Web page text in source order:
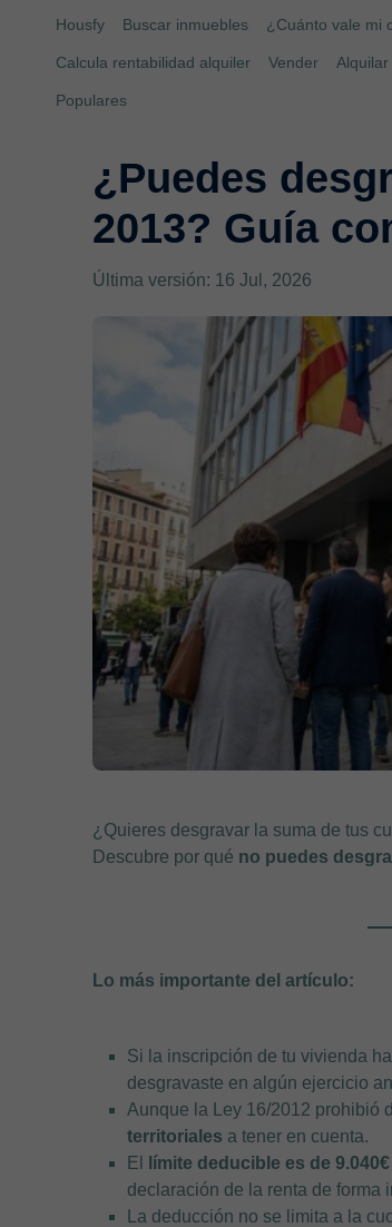
Housfy Buscar inmuebles ¿Cuánto vale mi
Calcula rentabilidad alquiler Vender Alquilar
Populares
¿Puedes
2013? Guía
Última versión: 16 Jul, 2026
¿Quieres desgravar la suma de tus
Descubre por qué no puedes
Lo más importante del artículo:
Si la inscripción de tu vivienda
desgravaste en algún ejercicio
Aunque la Ley 16/2012 prohibió
territoriales a tener en cuenta.
El
límite deducible es de
declaración de la renta de forma
La deducción no se limita a la